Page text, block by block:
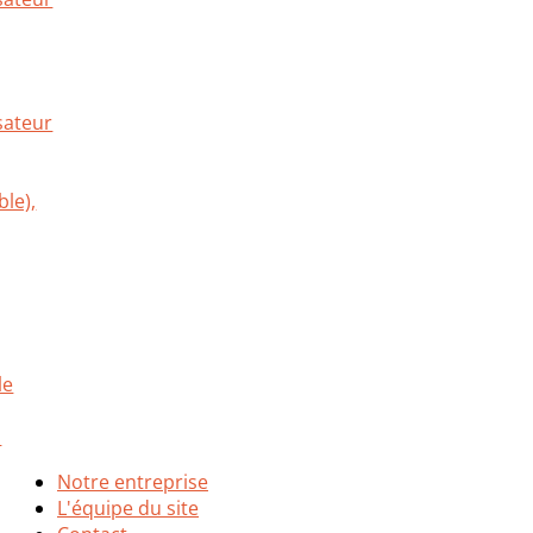
Notre entreprise
L'équipe du site